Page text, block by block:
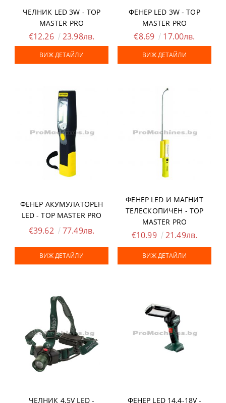
ЧЕЛНИК LED 3W - TOP
MASTER PRO
€12.26 23.98лв.
ВИЖ ДЕТАЙЛИ
ФЕНЕР LED 3W - TOP
MASTER PRO
€8.69 17.00лв.
ВИЖ ДЕТАЙЛИ
ФЕНЕР АКУМУЛАТОРЕН
LED - TOP MASTER PRO
€39.62 77.49лв.
ВИЖ ДЕТАЙЛИ
ФЕНЕР LED И МАГНИТ
ТЕЛЕСКОПИЧЕН - TOP
MASTER PRO
€10.99 21.49лв.
ВИЖ ДЕТАЙЛИ
ЧЕЛНИК 4.5V LED -
ФЕНЕР LED 14.4-18V -